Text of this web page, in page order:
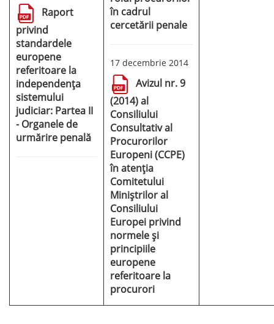
Raport
privind
standardele
europene
referitoare la
independența
sistemului
judiciar: Partea II
- Organele de
urmărire penală
în cadrul
cercetării penale
17 decembrie 2014
Avizul nr. 9
(2014) al
Consiliului
Consultativ al
Procurorilor
Europeni (CCPE)
în atenția
Comitetului
Miniştrilor al
Consiliului
Europei privind
normele și
principiile
europene
referitoare la
procurori